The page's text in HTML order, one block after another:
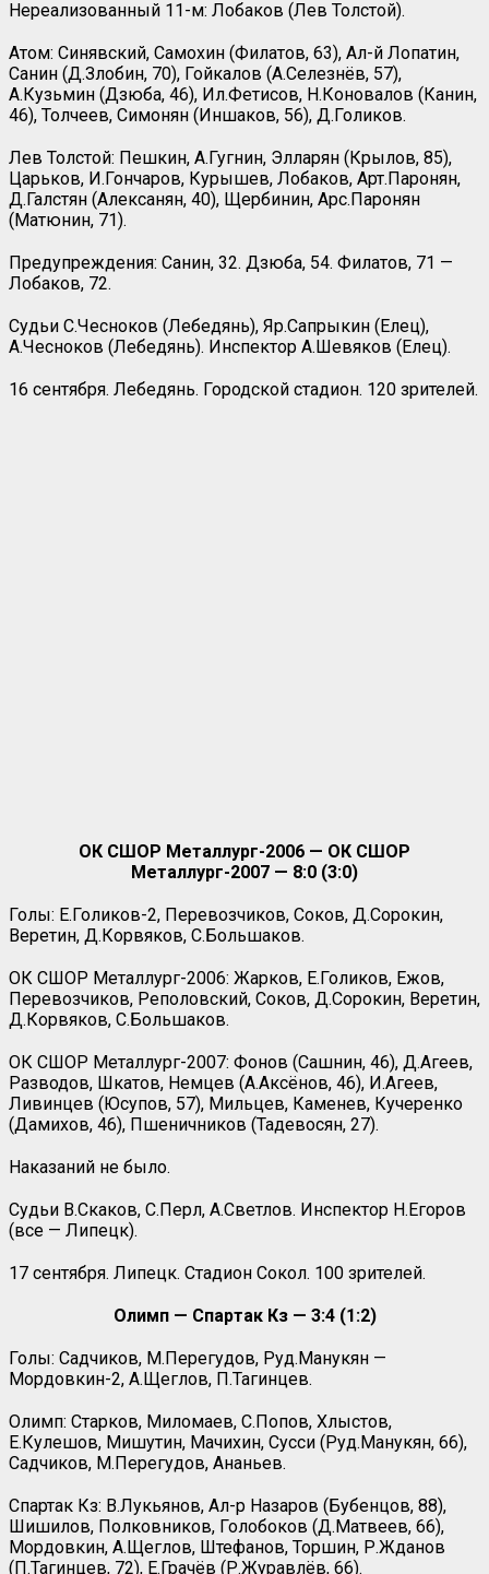
Нереализованный 11-м: Лобаков (Лев Толстой).
Атом: Синявский, Самохин (Филатов, 63), Ал-й Лопатин,
Санин (Д.Злобин, 70), Гойкалов (А.Селезнёв, 57),
А.Кузьмин (Дзюба, 46), Ил.Фетисов, Н.Коновалов (Канин,
46), Толчеев, Симонян (Иншаков, 56), Д.Голиков.
Лев Толстой: Пешкин, А.Гугнин, Элларян (Крылов, 85),
Царьков, И.Гончаров, Курышев, Лобаков, Арт.Паронян,
Д.Галстян (Алексанян, 40), Щербинин, Арс.Паронян
(Матюнин, 71).
Предупреждения: Санин, 32. Дзюба, 54. Филатов, 71 —
Лобаков, 72.
Судьи С.Чесноков (Лебедянь), Яр.Сапрыкин (Елец),
А.Чесноков (Лебедянь). Инспектор А.Шевяков (Елец).
16 сентября. Лебедянь. Городской стадион. 120 зрителей.
ОК СШОР Металлург-2006 — ОК СШОР
Металлург-2007 — 8:0 (3:0)
Голы: Е.Голиков-2, Перевозчиков, Соков, Д.Сорокин,
Веретин, Д.Корвяков, С.Большаков.
ОК СШОР Металлург-2006: Жарков, Е.Голиков, Ежов,
Перевозчиков, Реполовский, Соков, Д.Сорокин, Веретин,
Д.Корвяков, С.Большаков.
ОК СШОР Металлург-2007: Фонов (Сашнин, 46), Д.Агеев,
Разводов, Шкатов, Немцев (А.Аксёнов, 46), И.Агеев,
Ливинцев (Юсупов, 57), Мильцев, Каменев, Кучеренко
(Дамихов, 46), Пшеничников (Тадевосян, 27).
Наказаний не было.
Судьи В.Скаков, С.Перл, А.Светлов. Инспектор Н.Егоров
(все — Липецк).
17 сентября. Липецк. Стадион Сокол. 100 зрителей.
Олимп — Спартак Кз — 3:4 (1:2)
Голы: Садчиков, М.Перегудов, Руд.Манукян —
Мордовкин-2, А.Щеглов, П.Тагинцев.
Олимп: Старков, Миломаев, С.Попов, Хлыстов,
Е.Кулешов, Мишутин, Мачихин, Сусси (Руд.Манукян, 66),
Садчиков, М.Перегудов, Ананьев.
Спартак Кз: В.Лукьянов, Ал-р Назаров (Бубенцов, 88),
Шишилов, Полковников, Голобоков (Д.Матвеев, 66),
Мордовкин, А.Щеглов, Штефанов, Торшин, Р.Жданов
(П.Тагинцев, 72), Е.Грачёв (Р.Журавлёв, 66).